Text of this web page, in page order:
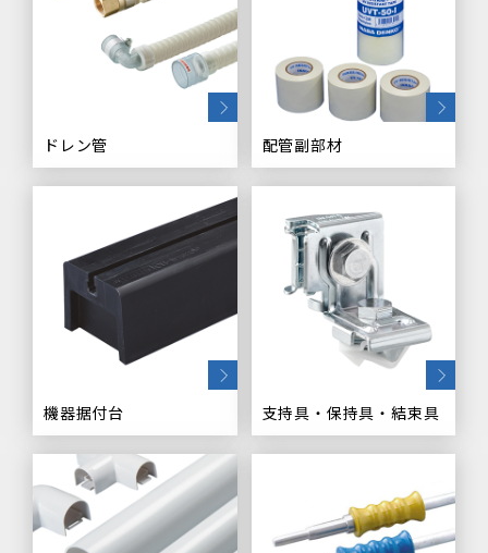
ドレン管 配管副部材
機器据付台 支持具・保持具・結束具